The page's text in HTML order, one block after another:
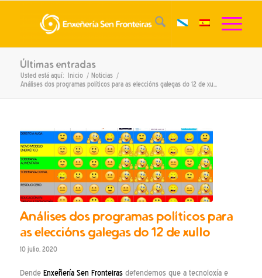
Últimas entradas
Usted está aquí: Inicio / Noticias /
Análises dos programas políticos para as eleccións galegas do 12 de xu...
Análises dos programas políticos para
as eleccións galegas do 12 de xullo
10 julio, 2020
Dende Enxeñería Sen Fronteirasdefendemos que a tecnoloxía e